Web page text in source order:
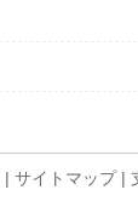
| サイトマップ|